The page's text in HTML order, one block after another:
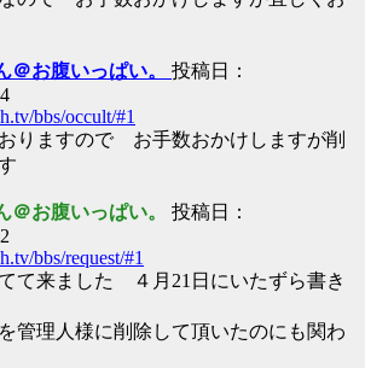
＠お腹いっぱい。 投稿日：
bbs/occult/#1
りますので お手数おかけしますが削
＠お腹いっぱい。 投稿日：
bbs/request/#1
て来ました ４月21日にいたずら書き
管理人様に削除して頂いたのにも関わ